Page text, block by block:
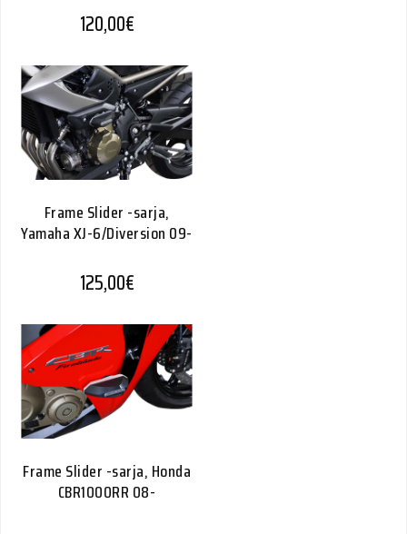
120,00€
Frame Slider -sarja,
Yamaha XJ-6/Diversion 09-
125,00€
Frame Slider -sarja, Honda
CBR1000RR 08-